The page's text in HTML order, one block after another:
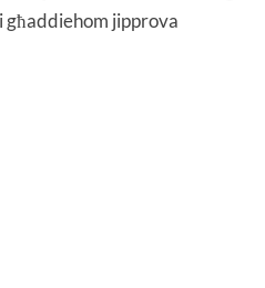
għaddiehom jipprova